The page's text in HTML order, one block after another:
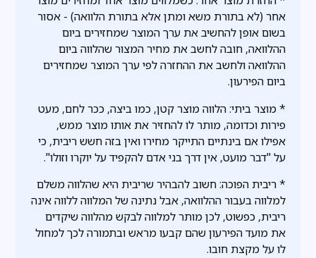
אחר (לא בתורת משא ומתן אלא בתורת הלוואה) - אסור
בשום אופן להחשיב את ערך המוצר שמחזירים ביום
ההלוואה, חובה לחשב את מחיר המצור שהלווה ביום
ההלוואה ולחשב את ההחזרה לפי ערך המוצר שמחזירים
ביום הפירעון.
* מוצר ביתי: הלווה מוצר קטן, כמו ביצה, ככר לחם, מעט
פירות וכדומה, מותר לו להחזיר את אותו מוצר ממש,
אפילו אם בינתיים התייקר מחירו ואין בזה חשש ריבית, כי
על "דבר מועט, אין דרך בני אדם להקפיד על יוקרו וזולו".
* ריבית הפוכה: חשוב להבהיר שריבית היא שהלווה משלם
למלווה בעבור ההלוואה, אבל נתינה של המלווה ללווה אינה
ריבית, כפשוט, לכן מותר למלווה לבקש מהלווה שיקדים
את מועד הפירעון שהם קבעו מראש ובתמורה לכך למחול
לו על מקצת חובו.